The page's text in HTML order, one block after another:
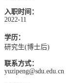
入职时间：
2022-11
学历：
研究生(博士后)
联系方式：
yuzipeng@sdu.edu.cn